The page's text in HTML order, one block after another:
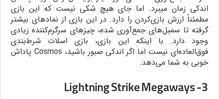
اندکی زمان میبرد. اما جای هیچ شکی نیست که این بازی
مطمئناً ارزش بازی‌کردن را دارد. در این بازی از نمادهای بیشتر
گرفته تا سمبل‌های جمع‌آوری شده، چیزهای سرگرم‌کننده زیادی
وجود دارد. با اینکه این بازی، بازی اسلات شرط‌بندی
فوق‌العاده‌ای نیست اما اگر اندکی صبور باشید، Cosmos پاداش
خوبی به شما می‌دهد.
3- Lightning Strike Megaways